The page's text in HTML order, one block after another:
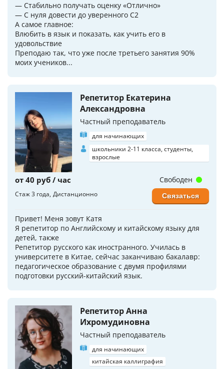
— Стабильно получать оценку «Отлично»
— С нуля довести до уверенного C2
А самое главное:
Влюбить в язык и показать, как учить его в
удовольствие
Преподаю так, что уже после третьего занятия 90%
моих учеников...
Репетитор Екатерина
Александровна
Частный преподаватель
для начинающих
школьники 2-11 класса, студенты,
взрослые
от 40 руб / час
Стаж 3 года Дистанционно
Привет! Меня зовут Катя
Я репетитор по Английскому и китайскому языку для
детей, также
Репетитор русского как иностранного. Училась в
университете в Китае, сейчас заканчиваю бакалавр:
педагогическое образование с двумя профилями
подготовки русский-китайский язык.
Свободен
Связаться
Репетитор Анна
Ихромудиновна
Частный преподаватель
для начинающих
китайская каллиграфия